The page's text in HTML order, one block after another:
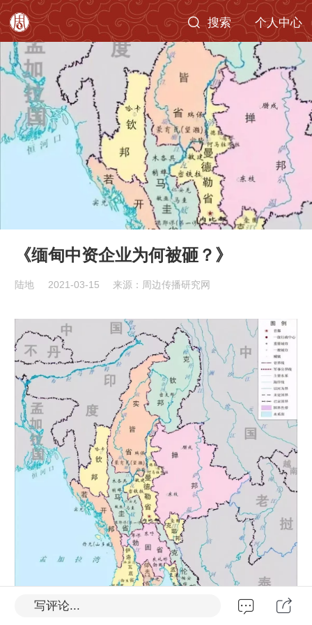
搜索 个人中心
《缅甸中资企业为何被砸？》
陆地 2021-03-15 来源：周边传播研究网
写评论...